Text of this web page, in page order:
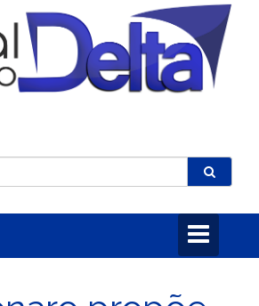
Toggle
navigation